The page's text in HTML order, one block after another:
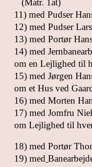
(Matr. 1at)
11) med Pudser
12) med Pudser
13) med Portør
14) med
om en Lejlighed til
15) med
om et Hus ved
16) med Morten
17) med
om Lejlighed til
18) med Portør
19) med